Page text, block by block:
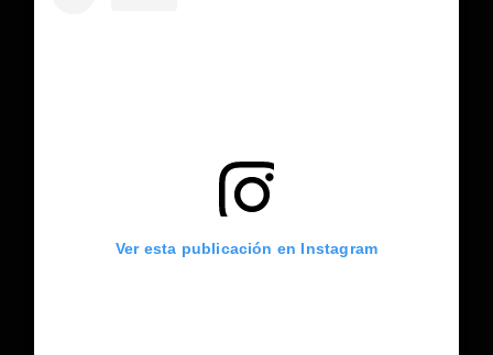
Ver esta publicación en Instagram